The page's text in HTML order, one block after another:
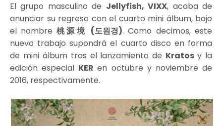
El grupo masculino de Jellyfish, VIXX, acaba de
anunciar su regreso con el cuarto mini álbum, bajo
el nombre 桃源境 (도원경). Como decimos, este
nuevo trabajo supondrá el cuarto disco en forma
de mini álbum tras el lanzamiento de Kratosy la
edición especial KERen octubre y noviembre de
2016, respectivamente.